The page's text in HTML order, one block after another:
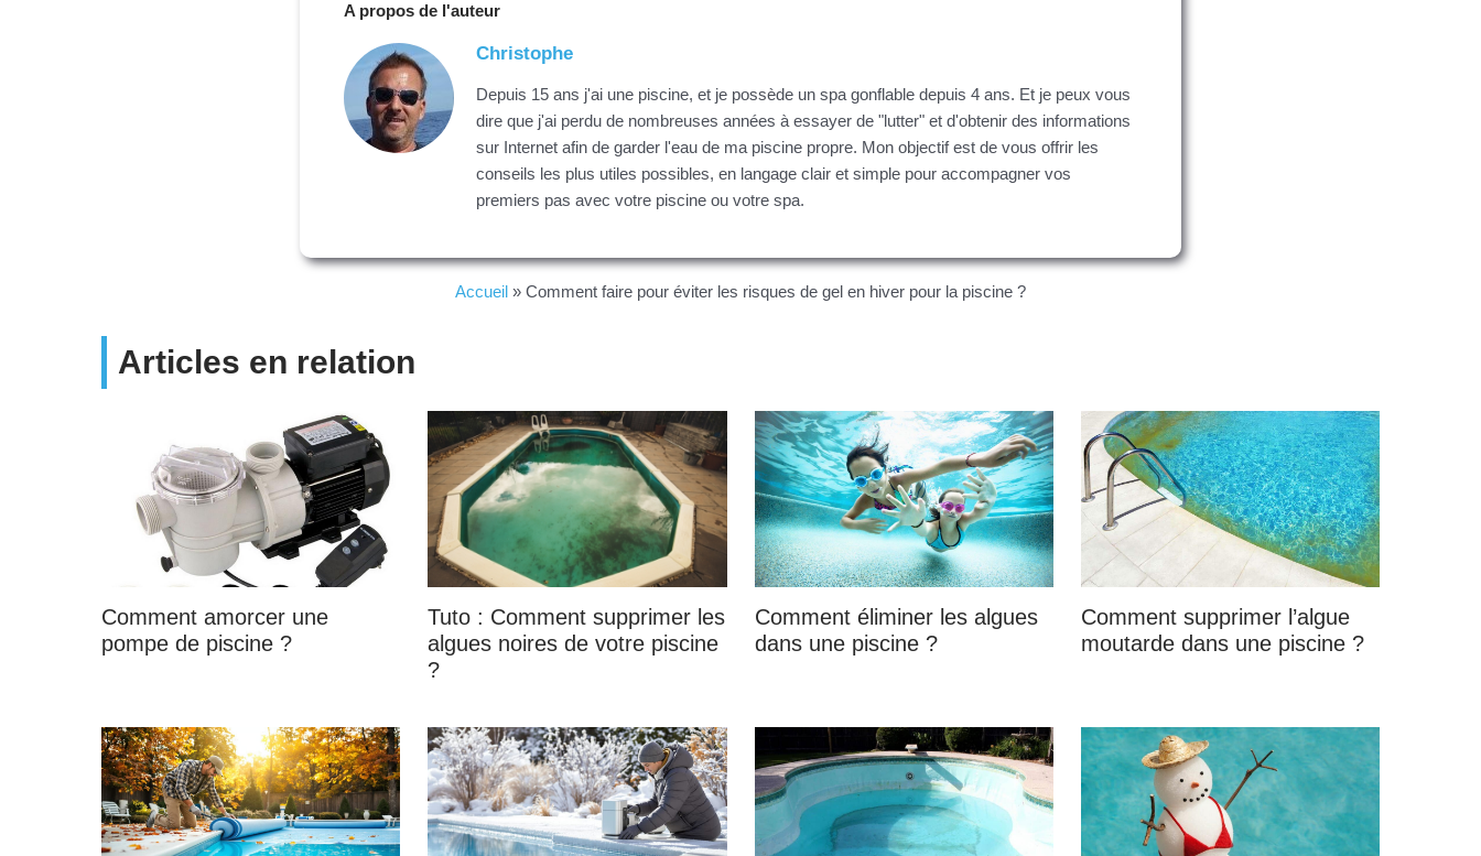
A propos de l'auteur
Christophe
Depuis 15 ans j'ai une piscine, et je possède un spa gonflable depuis 4 ans. Et je peux vous
dire que j'ai perdu de nombreuses années à essayer de "lutter" et d'obtenir des informations
sur Internet afin de garder l'eau de ma piscine propre. Mon objectif est de vous offrir les
conseils les plus utiles possibles, en langage clair et simple pour accompagner vos
premiers pas avec votre piscine ou votre spa.
Accueil » Comment faire pour éviter les risques de gel en hiver pour la piscine ?
Articles en relation
Comment amorcer une
pompe de piscine ?
Tuto : Comment supprimer les
algues noires de votre piscine
?
Comment éliminer les algues
dans une piscine ?
Comment supprimer l’algue
moutarde dans une piscine ?